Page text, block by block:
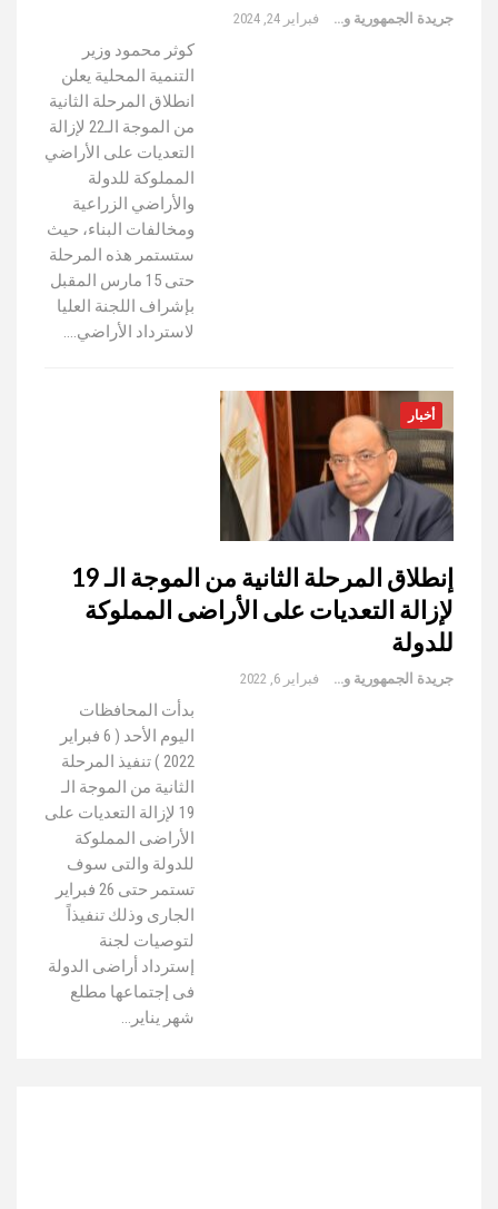
جريدة الجمهورية والعالم فبراير 24, 2024
كوثر محمود وزير
التنمية المحلية يعلن
انطلاق المرحلة الثانية
من الموجة الـ22 لإزالة
التعديات على الأراضي
المملوكة للدولة
والأراضي الزراعية
ومخالفات البناء، حيث
ستستمر هذه المرحلة
حتى 15 مارس المقبل
بإشراف اللجنة العليا
لاسترداد الأراضي.…
أخبار
إنطلاق المرحلة الثانية من الموجة الـ 19
لإزالة التعديات على الأراضى المملوكة
للدولة
جريدة الجمهورية والعالم فبراير 6, 2022
بدأت المحافظات
اليوم الأحد ( 6 فبراير
2022 ) تنفيذ المرحلة
الثانية من الموجة الـ
19 لإزالة التعديات على
الأراضى المملوكة
للدولة والتى سوف
تستمر حتى 26 فبراير
الجارى وذلك تنفيذاً
لتوصيات لجنة
إسترداد أراضى الدولة
فى إجتماعها مطلع
شهر يناير…